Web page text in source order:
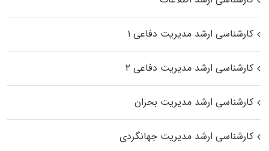
کارشناسی ارشد مدیریت دفاعی ۱
کارشناسی ارشد مدیریت دفاعی ۲
کارشناسی ارشد مدیریت بحران
کارشناسی ارشد مدیریت جهانگردی